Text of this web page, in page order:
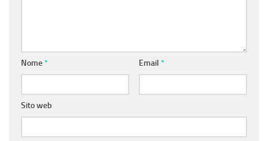
Nome* Email *
Sito web